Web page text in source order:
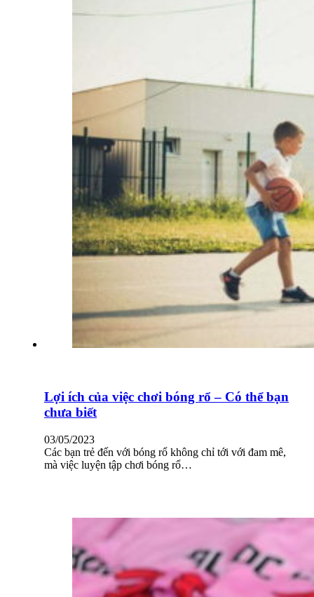
Lợi ích của việc chơi bóng rổ – Có thể bạn
chưa biết
03/05/2023
Các bạn trẻ đến với bóng rổ không chỉ tới với đam mê,
mà việc luyện tập chơi bóng rổ…